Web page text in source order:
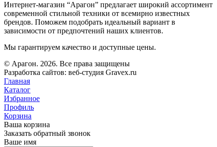
Интернет-магазин “Арагон” предлагает широкий ассортимент
современной стильной техники от всемирно известных
брендов. Поможем подобрать идеальный вариант в
зависимости от предпочтений наших клиентов.
Мы гарантируем качество и доступные цены.
© Арагон. 2026. Все права защищены
Разработка сайтов: веб-студия Gravex.ru
Главная
Каталог
Избранное
Профиль
Корзина
Ваша корзина
Заказать обратный звонок
Ваше имя